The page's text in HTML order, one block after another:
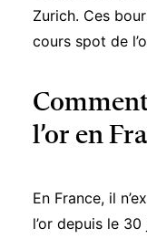
Zurich. Ces
cours spot de
l’or en
En France, il
l’or depuis le